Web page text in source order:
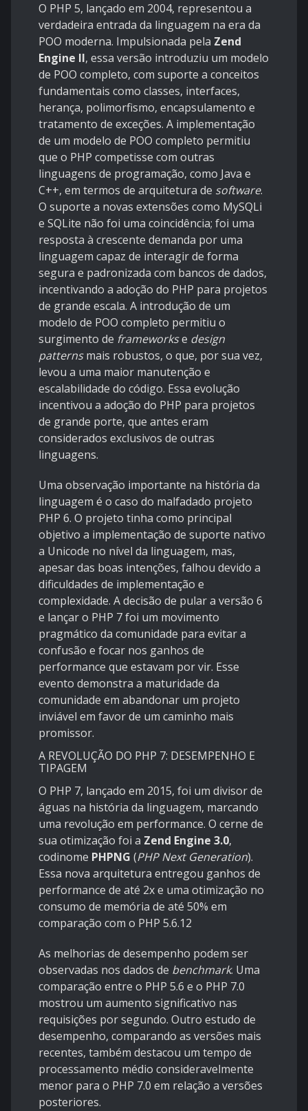
O PHP 5, lançado em 2004, representou a
verdadeira entrada da linguagem na era da
POO moderna. Impulsionada pela Zend
Engine II, essa versão introduziu um modelo
de POO completo, com suporte a conceitos
fundamentais como classes, interfaces,
herança, polimorfismo, encapsulamento e
tratamento de exceções. A implementação
de um modelo de POO completo permitiu
que o PHP competisse com outras
linguagens de programação, como Java e
C++, em termos de arquitetura de software.
O suporte a novas extensões como MySQLi
e SQLite não foi uma coincidência; foi uma
resposta à crescente demanda por uma
linguagem capaz de interagir de forma
segura e padronizada com bancos de dados,
incentivando a adoção do PHP para projetos
de grande escala. A introdução de um
modelo de POO completo permitiu o
surgimento de frameworkse design
patternsmais robustos, o que, por sua vez,
levou a uma maior manutenção e
escalabilidade do código. Essa evolução
incentivou a adoção do PHP para projetos
de grande porte, que antes eram
considerados exclusivos de outras
linguagens.
Uma observação importante na história da
linguagem é o caso do malfadado projeto
PHP 6. O projeto tinha como principal
objetivo a implementação de suporte nativo
a Unicode no nível da linguagem, mas,
apesar das boas intenções, falhou devido a
dificuldades de implementação e
complexidade. A decisão de pular a versão 6
e lançar o PHP 7 foi um movimento
pragmático da comunidade para evitar a
confusão e focar nos ganhos de
performance que estavam por vir. Esse
evento demonstra a maturidade da
comunidade em abandonar um projeto
inviável em favor de um caminho mais
promissor.
A REVOLUÇÃO DO PHP 7: DESEMPENHO E
TIPAGEM
O PHP 7, lançado em 2015, foi um divisor de
águas na história da linguagem, marcando
uma revolução em performance. O cerne de
sua otimização foi a Zend Engine 3.0,
codinome PHPNG (PHP Next Generation).
Essa nova arquitetura entregou ganhos de
performance de até 2x e uma otimização no
consumo de memória de até 50% em
comparação com o PHP 5.6.12
As melhorias de desempenho podem ser
observadas nos dados de benchmark. Uma
comparação entre o PHP 5.6 e o PHP 7.0
mostrou um aumento significativo nas
requisições por segundo. Outro estudo de
desempenho, comparando as versões mais
recentes, também destacou um tempo de
processamento médio consideravelmente
menor para o PHP 7.0 em relação a versões
posteriores.